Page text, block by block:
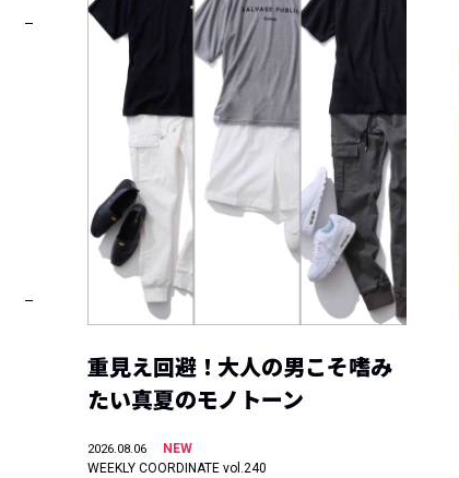
重見え回避！大人の男こそ嗜み
たい真夏のモノトーン
2026.08.06
NEW
WEEKLY COORDINATE vol.240